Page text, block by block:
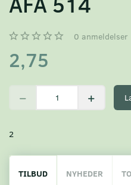
0 anmeldelser
2,75
2
TILBUD NYHEDER